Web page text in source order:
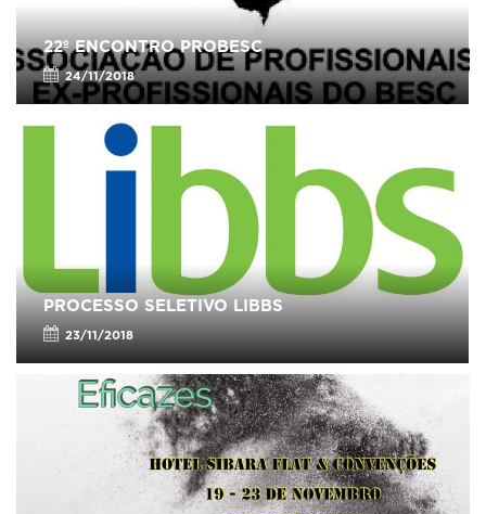
22º ENCONTRO PROBESC
24/11/2018
PROCESSO SELETIVO LIBBS
23/11/2018